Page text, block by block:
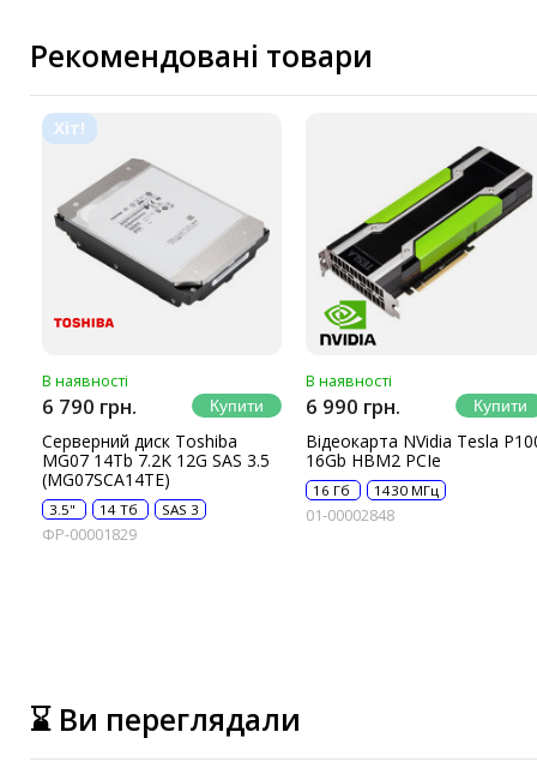
Рекомендовані товари
Хіт!
В наявності
6 790 грн.
Серверний диск Toshiba
MG07 14Tb 7.2K 12G SAS 3.5
(MG07SCA14TE)
3.5" 14 Тб SAS 3
ФР-00001829
В наявності
6 990 грн.
Відеокарта NVidia Tesla
16Gb HBM2 PCIe
16 Гб 1430 МГц
01-00002848
⌛ Ви переглядали